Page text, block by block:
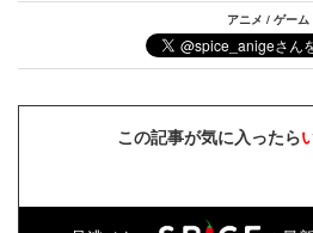
アニメ / ゲーム
この記事が気に入ったら